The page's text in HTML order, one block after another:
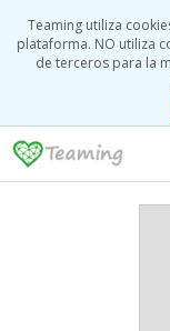
Teaming utiliza
plataforma. NO utiliza
de terceros para la